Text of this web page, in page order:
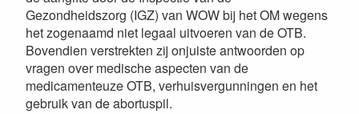
Gezondheidszorg (IGZ) van WOW bij het OM wegens
het zogenaamd niet legaal uitvoeren van de OTB.
Bovendien verstrekten zij onjuiste antwoorden op
vragen over medische aspecten van de
medicamenteuze OTB, verhuisvergunningen en het
gebruik van de abortuspil.